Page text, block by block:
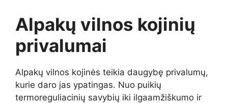
Alpakų vilnos kojinių
privalumai
Alpakų vilnos kojinės teikia daugybę privalumų,
kurie daro jas ypatingas. Nuo puikių
termoreguliacinių savybių iki ilgaamžiškumo ir